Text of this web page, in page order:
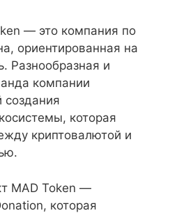
— это компания по
ориентированная на
Разнообразная и
компании
создания
которая
криптовалютой и
MAD Token —
которая